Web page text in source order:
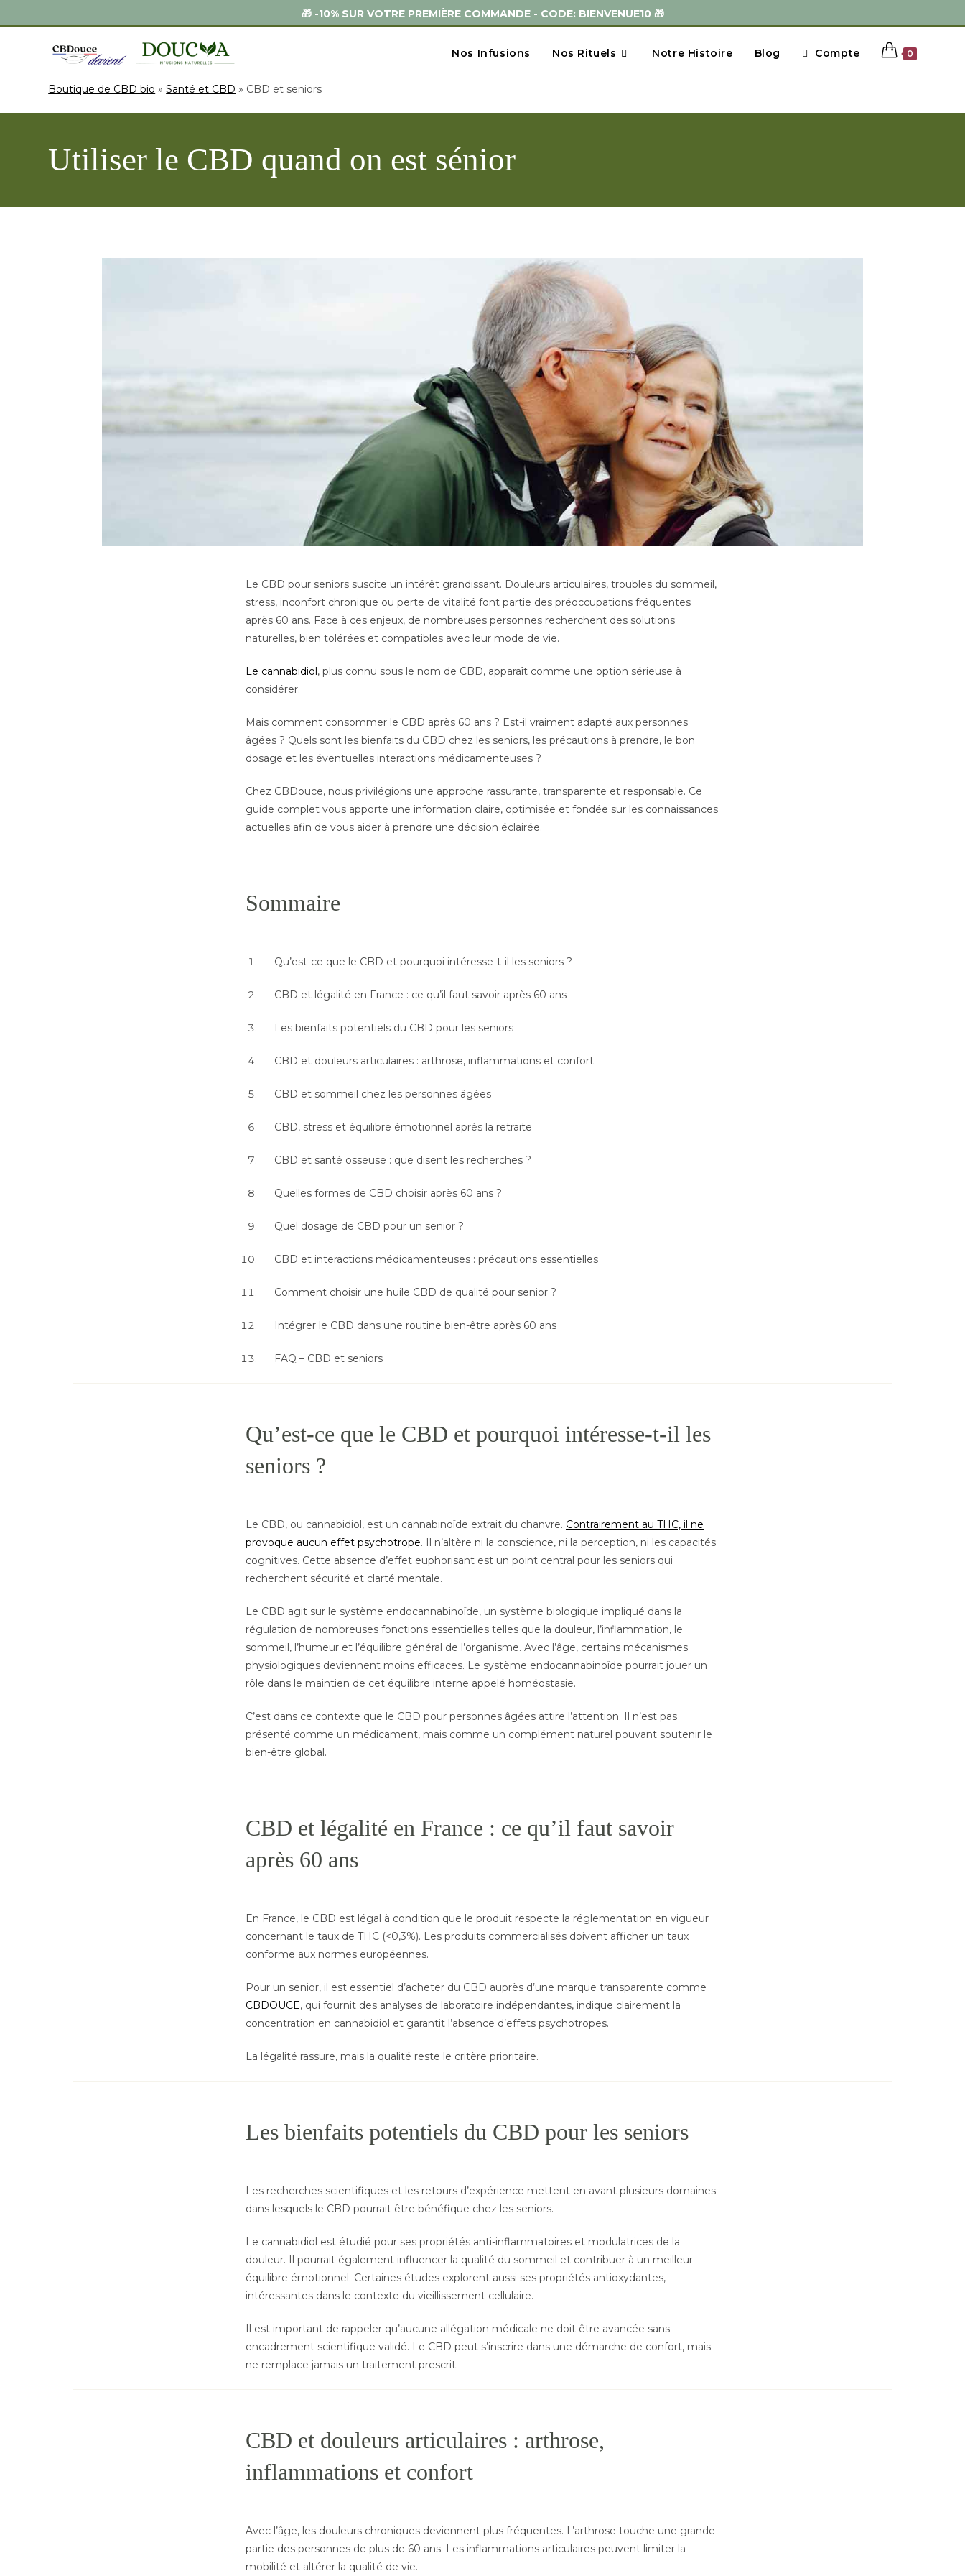
🚚 LIVRAISON GRATUITE DÉS 59 EUROS - EXPEDITION 48H 🚚
Nos Infusions Nos Rituels Notre Histoire Blog Compte 0
Boutique de CBD bio »Santé et CBD » CBD et seniors
Utiliser le CBD quand on est sénior
Le CBD pour seniors suscite un intérêt grandissant. Douleurs articulaires, troubles du sommeil,
stress, inconfort chronique ou perte de vitalité font partie des préoccupations fréquentes
après 60 ans. Face à ces enjeux, de nombreuses personnes recherchent des solutions
naturelles, bien tolérées et compatibles avec leur mode de vie.
Le cannabidiol, plus connu sous le nom de CBD, apparaît comme une option sérieuse à
considérer.
Mais comment consommer le CBD après 60 ans ? Est-il vraiment adapté aux personnes
âgées ? Quels sont les bienfaits du CBD chez les seniors, les précautions à prendre, le bon
dosage et les éventuelles interactions médicamenteuses ?
Chez CBDouce, nous privilégions une approche rassurante, transparente et responsable. Ce
guide complet vous apporte une information claire, optimisée et fondée sur les connaissances
actuelles afin de vous aider à prendre une décision éclairée.
Sommaire
Qu’est-ce que le CBD et pourquoi intéresse-t-il les seniors ?
CBD et légalité en France : ce qu’il faut savoir après 60 ans
Les bienfaits potentiels du CBD pour les seniors
CBD et douleurs articulaires : arthrose, inflammations et confort
CBD et sommeil chez les personnes âgées
CBD, stress et équilibre émotionnel après la retraite
CBD et santé osseuse : que disent les recherches ?
Quelles formes de CBD choisir après 60 ans ?
Quel dosage de CBD pour un senior ?
CBD et interactions médicamenteuses : précautions essentielles
Comment choisir une huile CBD de qualité pour senior ?
Intégrer le CBD dans une routine bien-être après 60 ans
FAQ – CBD et seniors
Qu’est-ce que le CBD et pourquoi intéresse-t-il les
seniors ?
Le CBD, ou cannabidiol, est un cannabinoïde extrait du chanvre. Contrairement au THC, il ne
provoque aucun effet psychotrope. Il n’altère ni la conscience, ni la perception, ni les capacités
cognitives. Cette absence d’effet euphorisant est un point central pour les seniors qui
recherchent sécurité et clarté mentale.
Le CBD agit sur le système endocannabinoïde, un système biologique impliqué dans la
régulation de nombreuses fonctions essentielles telles que la douleur, l’inflammation, le
sommeil, l’humeur et l’équilibre général de l’organisme. Avec l’âge, certains mécanismes
physiologiques deviennent moins efficaces. Le système endocannabinoïde pourrait jouer un
rôle dans le maintien de cet équilibre interne appelé homéostasie.
C’est dans ce contexte que le CBD pour personnes âgées attire l’attention. Il n’est pas
présenté comme un médicament, mais comme un complément naturel pouvant soutenir le
bien-être global.
CBD et légalité en France : ce qu’il faut savoir
après 60 ans
En France, le CBD est légal à condition que le produit respecte la réglementation en vigueur
concernant le taux de THC (<0,3%). Les produits commercialisés doivent afficher un taux
conforme aux normes européennes.
Pour un senior, il est essentiel d’acheter du CBD auprès d’une marque transparente comme
CBDOUCE, qui fournit des analyses de laboratoire indépendantes, indique clairement la
concentration en cannabidiol et garantit l’absence d’effets psychotropes.
La légalité rassure, mais la qualité reste le critère prioritaire.
Les bienfaits potentiels du CBD pour les seniors
Les recherches scientifiques et les retours d’expérience mettent en avant plusieurs domaines
dans lesquels le CBD pourrait être bénéfique chez les seniors.
Le cannabidiol est étudié pour ses propriétés anti-inflammatoires et modulatrices de la
douleur. Il pourrait également influencer la qualité du sommeil et contribuer à un meilleur
équilibre émotionnel. Certaines études explorent aussi ses propriétés antioxydantes,
intéressantes dans le contexte du vieillissement cellulaire.
Il est important de rappeler qu’aucune allégation médicale ne doit être avancée sans
encadrement scientifique validé. Le CBD peut s’inscrire dans une démarche de confort, mais
ne remplace jamais un traitement prescrit.
CBD et douleurs articulaires : arthrose,
inflammations et confort
Avec l’âge, les douleurs chroniques deviennent plus fréquentes. L’arthrose touche une grande
partie des personnes de plus de 60 ans. Les inflammations articulaires peuvent limiter la
mobilité et altérer la qualité de vie.